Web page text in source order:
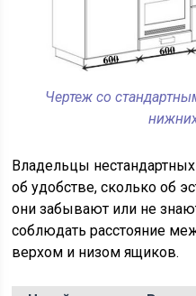
Чертеж со
Владельцы
об удобстве, сколько об
они забывают или не
соблюдать расстояние
верхом и низом ящиков.